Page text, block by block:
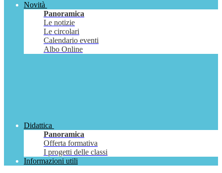
Novità
Panoramica
Le notizie
Le circolari
Calendario eventi
Albo Online
Didattica
Panoramica
Offerta formativa
I progetti delle classi
Informazioni utili